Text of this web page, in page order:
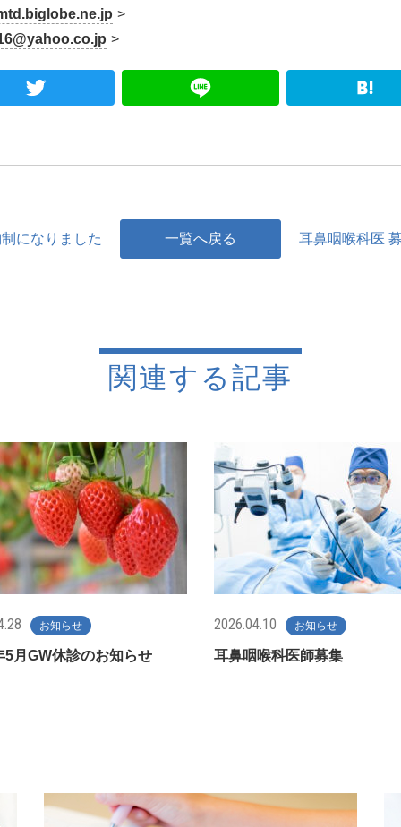
>
>
Twitter
になりました 一覧へ戻る 耳鼻咽喉科医
関連する記事
お知らせ
5月GW休診のお知らせ
2026.04.10 お知らせ
耳鼻咽喉科医師募集